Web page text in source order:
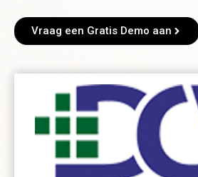
Vraag een Gratis Demo aan